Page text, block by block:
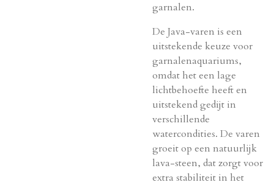
garnalen.
De Java-varen is een
uitstekende keuze voor
garnalenaquariums,
omdat het een lage
lichtbehoefte heeft en
uitstekend gedijt in
verschillende
watercondities. De varen
groeit op een natuurlijk
lava-steen, dat zorgt voor
extra stabiliteit in het